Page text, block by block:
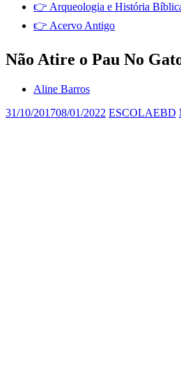
👉 Arqueologia e História
👉 Acervo Antigo
Não Atire o Pau No
Aline Barros
31/10/201708/01/2022 ESCOLAEBD